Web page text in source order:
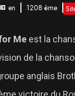
en 1208 ème
Me est la
de la
anglais